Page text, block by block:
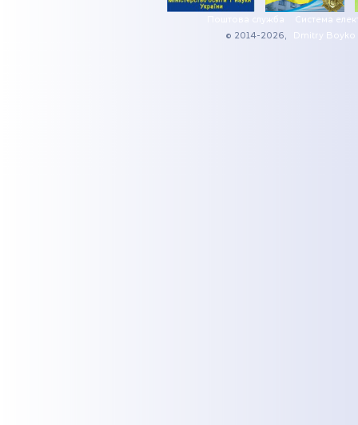
Поштова служба
Система
© 2014-2026,
Dmitry Boyko